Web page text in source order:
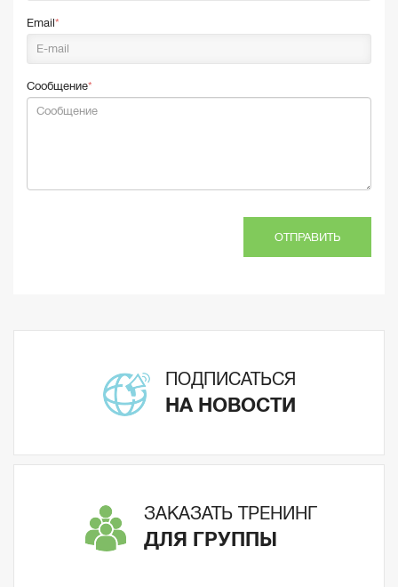
Email
Сообщение
ОТПРАВИТЬ
ПОДПИСАТЬСЯ
НА НОВОСТИ
ЗАКАЗАТЬ ТРЕНИНГ
ДЛЯ ГРУППЫ